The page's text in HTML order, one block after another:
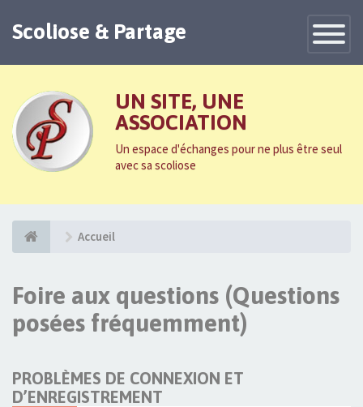
Toggle
Scoliose & Partage
UN SITE, UNE
ASSOCIATION
Un espace d'échanges pour ne plus être seul
avec sa scoliose
Accueil
Foire aux questions (Questions
posées fréquemment)
PROBLÈMES DE CONNEXION ET
D’ENREGISTREMENT